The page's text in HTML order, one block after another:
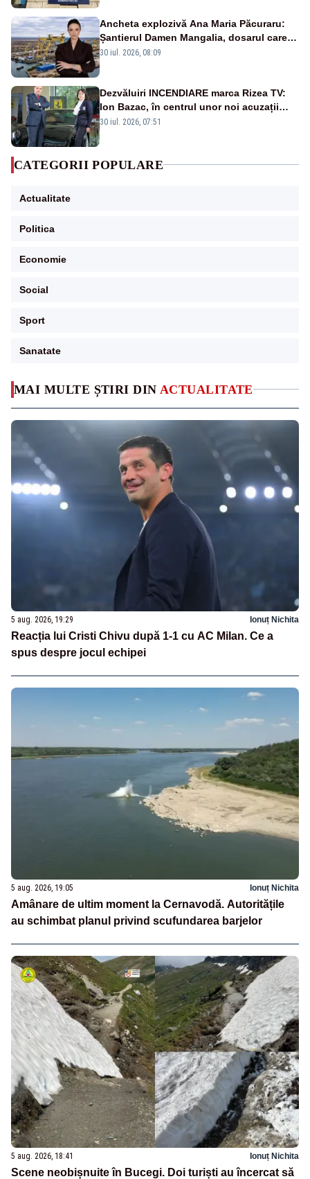
MAI MULTE ȘTIRI DIN ACTUALITATE
5 aug. 2026, 19:29 Ionuț Nichita
Reacția lui Cristi Chivu după 1-1 cu AC Milan. Ce a
spus despre jocul echipei
5 aug. 2026, 19:05 Ionuț Nichita
Amânare de ultim moment la Cernavodă. Autoritățile
au schimbat planul privind scufundarea barjelor
5 aug. 2026, 18:41 Ionuț Nichita
Scene neobișnuite în Bucegi. Doi turiști au încercat să
Ancheta explozivă Ana Maria Păcuraru:
Șantierul Damen Mangalia, dosarul care
scufundă apărarea României
30 iul. 2026, 08:09
Dezvăluiri INCENDIARE marca Rizea TV:
Ion Bazac, în centrul unor noi acuzații
publice
30 iul. 2026, 07:51
CATEGORII POPULARE
Actualitate
Politica
Economie
Social
Sport
Sanatate